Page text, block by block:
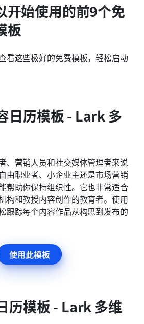
开始使用的前9个免
板
看这些极好的免费模板，轻松启动
日历模板 - Lark 多
、营销人员和社交媒体管理者来说
由职业者、小企业主还是市场营销
帮助你保持组织性。它也非常适合
构和教授内容创作的教育者。使用
跟踪每个内容作品从构思到发布的
使用此模板
历模板 - Lark 多维